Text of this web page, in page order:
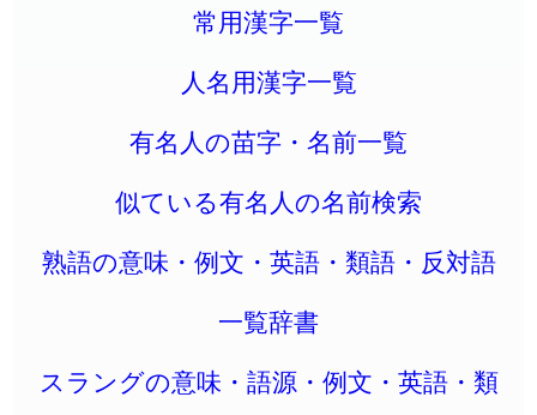
常用漢字一覧
人名用漢字一覧
有名人の苗字・名前一覧
似ている有名人の名前検索
熟語の意味・例文・英語・類語・反対語
一覧辞書
スラングの意味・語源・例文・英語・類